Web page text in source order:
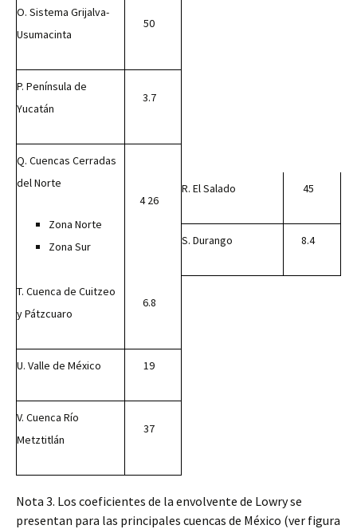
O. Sistema Grijalva-
Usumacinta
50
P. Península de
Yucatán
3.7
Q. Cuencas Cerradas
del Norte
Zona Norte
Zona Sur
4 26
R. El Salado 45
S. Durango 8.4
T. Cuenca de Cuitzeo
y Pátzcuaro
6.8
U. Valle de México 19
V. Cuenca Río
Metztitlán
37
Nota 3. Los coeficientes de la envolvente de Lowry se
presentan para las principales cuencas de México (ver figura